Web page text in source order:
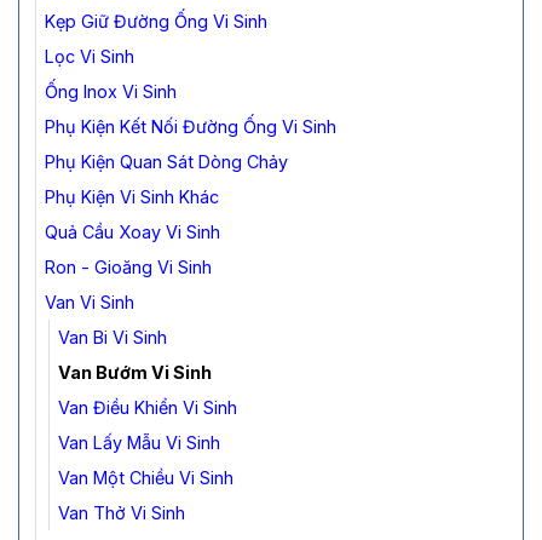
Kẹp Giữ Đường Ống Vi Sinh
Lọc Vi Sinh
Ống Inox Vi Sinh
Phụ Kiện Kết Nối Đường Ống Vi Sinh
Phụ Kiện Quan Sát Dòng Chảy
Phụ Kiện Vi Sinh Khác
Quả Cầu Xoay Vi Sinh
Ron - Gioăng Vi Sinh
Van Vi Sinh
Van Bi Vi Sinh
Van Bướm Vi Sinh
Van Điều Khiển Vi Sinh
Van Lấy Mẫu Vi Sinh
Van Một Chiều Vi Sinh
Van Thở Vi Sinh